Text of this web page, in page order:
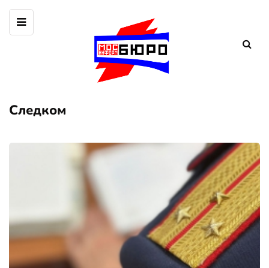
Следком